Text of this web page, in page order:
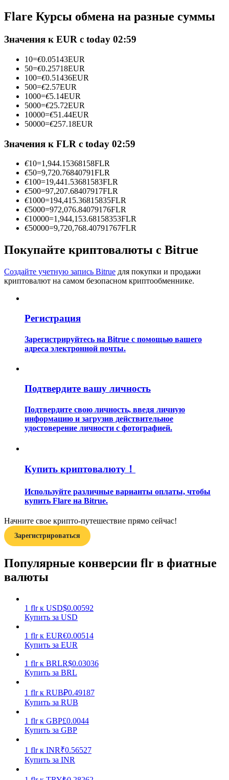
Копирование торговли
за копи-трейдинг
Информация
Анализ больших данных, включая торговую информацию
Руководство для начинающих по фьючерсам
Торговые стратегии
Узнайте, как оставаться прибыльным
Заработок
Силовая свинья
Получайте конкурентные награды ежедневно
Flare Курсы обмена на разные суммы
Значения к EUR с today 02:59
10=€0.05143EUR
50=€0.25718EUR
100=€0.51436EUR
500=€2.57EUR
1000=€5.14EUR
5000=€25.72EUR
10000=€51.44EUR
50000=€257.18EUR
Значения к FLR с today 02:59
€10=1,944.15368158FLR
€50=9,720.76840791FLR
€100=19,441.53681583FLR
€500=97,207.68407917FLR
€1000=194,415.36815835FLR
€5000=972,076.84079176FLR
€10000=1,944,153.68158353FLR
€50000=9,720,768.40791767FLR
Покупайте криптовалюты с Bitrue
Создайте учетную запись Bitrue для покупки и продажи
криптовалют на самом безопасном криптообменнике.
Регистрация
Зарегистрируйтесь на Bitrue с помощью вашего
адреса электронной почты.
Подтвердите вашу личность
Подтвердите свою личность, введя личную
информацию и загрузив действительное
удостоверение личности с фотографией.
Купить криптовалюту！
Используйте различные варианты оплаты, чтобы
купить Flare на Bitrue.
Начните свое крипто-путешествие прямо сейчас!
Зарегистрироваться
Популярные конверсии flr в фиатные
валюты
1 flr к USD$0.00592
Купить за USD
1 flr к EUR€0.00514
Купить за EUR
1 flr к BRLR$0.03036
Купить за BRL
1 flr к RUB₽0.49187
Купить за RUB
1 flr к GBP£0.0044
Купить за GBP
1 flr к INR₹0.56527
Купить за INR